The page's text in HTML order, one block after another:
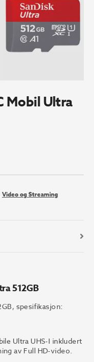
Mobil Ultra
Video og Streaming
512GB
spesifikasjon:
Ultra UHS-I inkludert
av Full HD-video.